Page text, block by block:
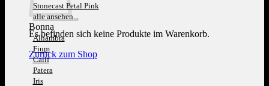
Es befinden sich keine Produkte im Warenkorb.
Zurück zum Shop
Stonecast Petal Pink
alle ansehen...
Bonna
Alhambra
Fium
Calif
Patera
Iris